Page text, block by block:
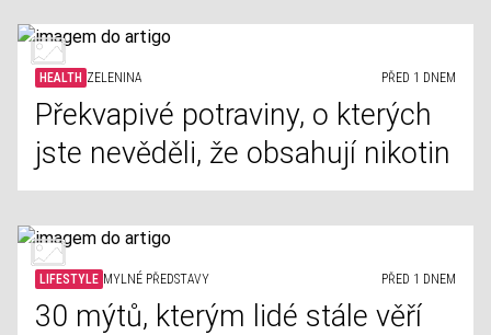
HEALTH ZELENINA PŘED 1 DNEM
Překvapivé potraviny, o kterých
jste nevěděli, že obsahují nikotin
LIFESTYLE MYLNÉ PŘEDSTAVY PŘED 1 DNEM
30 mýtů, kterým lidé stále věří